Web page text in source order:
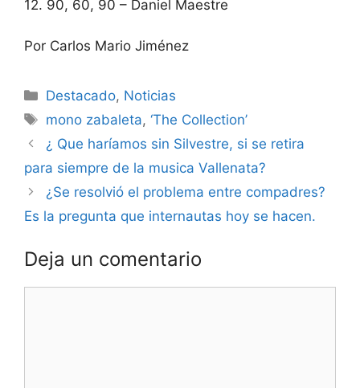
12. 90, 60, 90 – Daniel Maestre
Por Carlos Mario Jiménez
Destacado, Noticias
mono zabaleta,‘The Collection’
¿ Que haríamos sin Silvestre, si se retira
para siempre de la musica Vallenata?
¿Se resolvió el problema entre compadres?
Es la pregunta que internautas hoy se hacen.
Deja un comentario